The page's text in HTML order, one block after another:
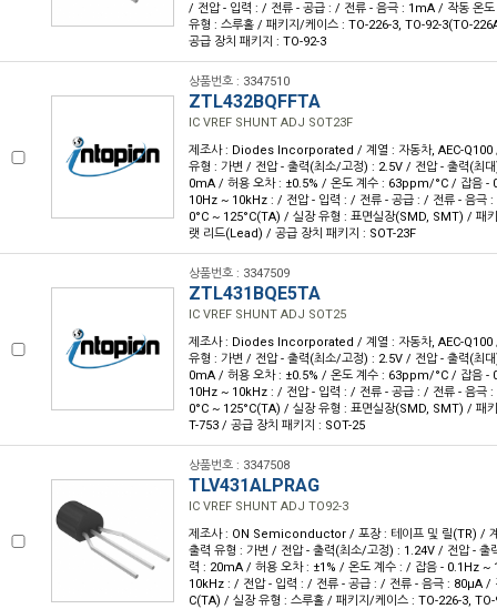
/ 전압 - 입력 : / 전류 - 공급 : / 전류 - 음극 : 1mA / 작동 온
유형 : 스루홀 / 패키지/케이스 : TO-226-3, TO-92-3(TO-
공급 장치 패키지 : TO-92-3
상품번호 : 3347510
ZTL432BQFFTA
IC VREF SHUNT ADJ SOT23F
제조사 : Diodes Incorporated / 계열 : 자동차, AEC-Q100
유형 : 가변 / 전압 - 출력(최소/고정) : 2.5V / 전압 - 출력(최
0mA / 허용 오차 : ±0.5% / 온도 계수 : 63ppm/°C / 잡음 -
10Hz ~ 10kHz : / 전압 - 입력 : / 전류 - 공급 : / 전류 - 음극
0°C ~ 125°C(TA) / 실장 유형 : 표면실장(SMD, SMT) / 패
랫 리드(Lead) / 공급 장치 패키지 : SOT-23F
상품번호 : 3347509
ZTL431BQE5TA
IC VREF SHUNT ADJ SOT25
제조사 : Diodes Incorporated / 계열 : 자동차, AEC-Q100
유형 : 가변 / 전압 - 출력(최소/고정) : 2.5V / 전압 - 출력(최
0mA / 허용 오차 : ±0.5% / 온도 계수 : 63ppm/°C / 잡음 -
10Hz ~ 10kHz : / 전압 - 입력 : / 전류 - 공급 : / 전류 - 음극
0°C ~ 125°C(TA) / 실장 유형 : 표면실장(SMD, SMT) / 패
T-753 / 공급 장치 패키지 : SOT-25
상품번호 : 3347508
TLV431ALPRAG
IC VREF SHUNT ADJ TO92-3
제조사 : ON Semiconductor / 포장 : 테이프 및 릴(TR) /
출력 유형 : 가변 / 전압 - 출력(최소/고정) : 1.24V / 전압 - 출
력 : 20mA / 허용 오차 : ±1% / 온도 계수 : / 잡음 - 0.1Hz
10kHz : / 전압 - 입력 : / 전류 - 공급 : / 전류 - 음극 : 80µA /
C(TA) / 실장 유형 : 스루홀 / 패키지/케이스 : TO-226-3,